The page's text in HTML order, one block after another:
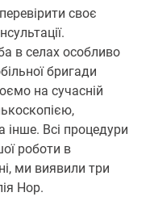
своє
в селах особливо
бригади
на сучасній
інше. Всі процедури
роботи в
ми виявили три
Нор.